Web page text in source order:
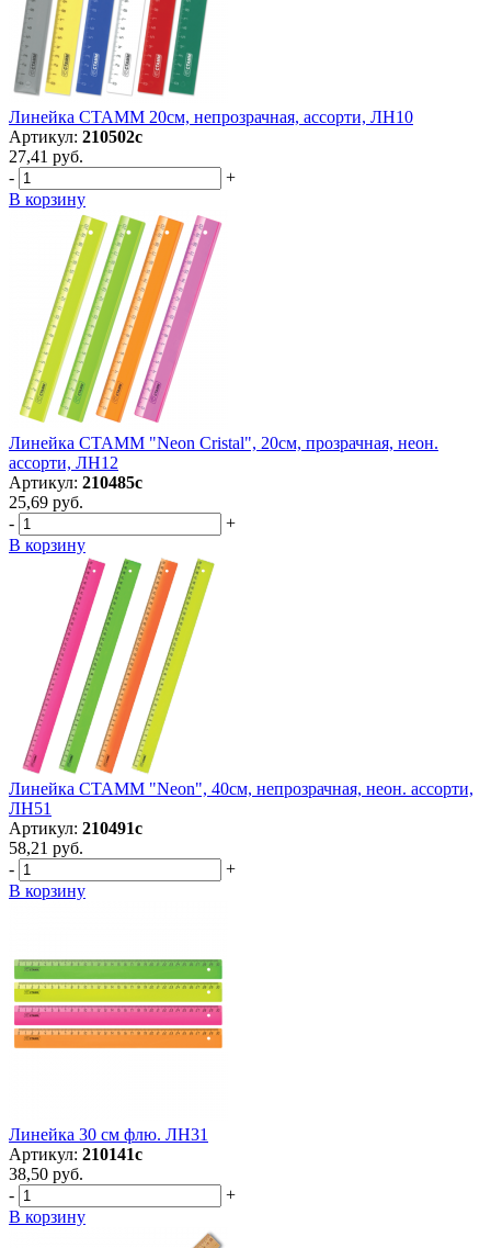
Линейка СТАММ 20см, непрозрачная, ассорти, ЛН10
Артикул: 210502с
27,41 руб.
-
+
В корзину
Линейка СТАММ "Neon Cristal", 20см, прозрачная, неон.
ассорти, ЛН12
Артикул: 210485с
25,69 руб.
-
+
В корзину
Линейка СТАММ "Neon", 40см, непрозрачная, неон. ассорти,
ЛН51
Артикул: 210491с
58,21 руб.
-
+
В корзину
Линейка 30 см флю. ЛН31
Артикул: 210141с
38,50 руб.
-
+
В корзину